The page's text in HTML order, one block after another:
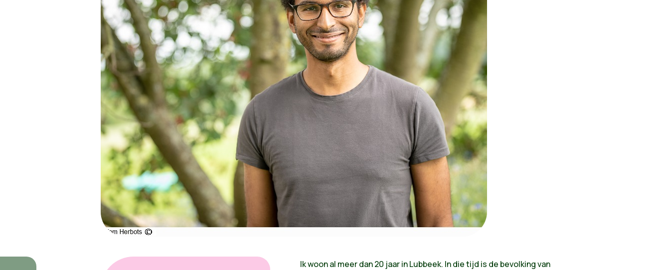
Ik woon al meer dan 20 jaar in Lubbeek. In die tijd is de bevolking van